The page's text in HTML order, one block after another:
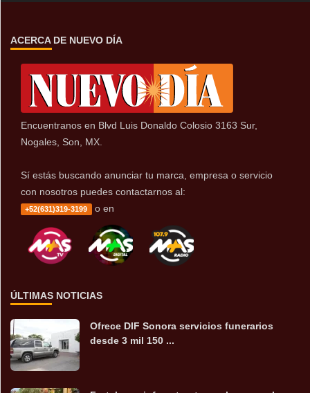
ACERCA DE NUEVO DÍA
Encuentranos en Blvd Luis Donaldo Colosio 3163 Sur,
Nogales, Son, MX.
Sí estás buscando anunciar tu marca, empresa o servicio
con nosotros puedes contactarnos al:
+52(631)319-3199 o en
ÚLTIMAS NOTICIAS
Ofrece DIF Sonora servicios funerarios
desde 3 mil 150 ...